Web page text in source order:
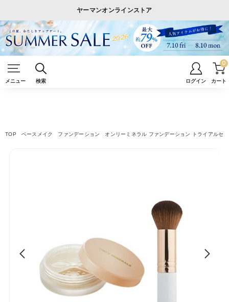
ヤーマンオンラインストア
メニュー 検索 ログイン カート
0
TOP ベースメイク ファンデーション オンリーミネラル ファンデーション トライアルセ